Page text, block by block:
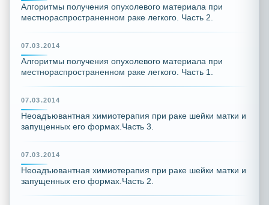
Алгоритмы получения опухолевого материала при
местнораспространенном раке легкого. Часть 2.
07.03.2014
Алгоритмы получения опухолевого материала при
местнораспространенном раке легкого. Часть 1.
07.03.2014
Неоадъювантная химиотерапия при раке шейки матки и
запущенных его формах.Часть 3.
07.03.2014
Неоадъювантная химиотерапия при раке шейки матки и
запущенных его формах.Часть 2.